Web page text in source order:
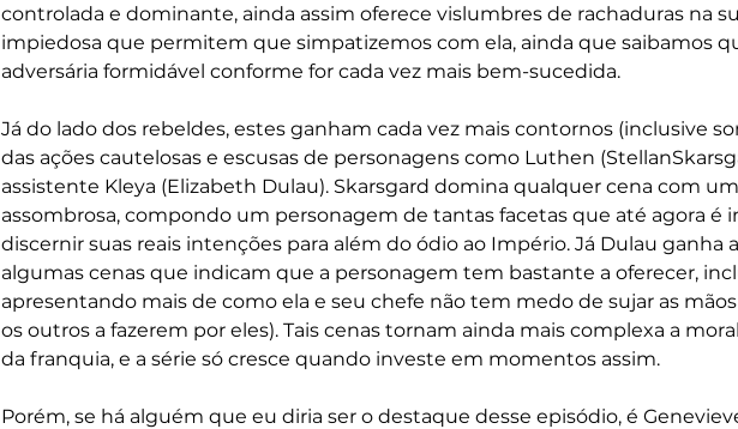
controlada e dominante, ainda assim oferece vislumbres de rachaduras na
impiedosa que permitem que simpatizemos com ela, ainda que saibamos
adversária formidável conforme for cada vez mais bem-sucedida.
Já do lado dos rebeldes, estes ganham cada vez mais contornos (inclusive
das ações cautelosas e escusas de personagens como Luthen
assistente Kleya (Elizabeth Dulau). Skarsgard domina qualquer cena com
assombrosa, compondo um personagem de tantas facetas que até agora é
discernir suas reais intenções para além do ódio ao Império. Já Dulau ganha
algumas cenas que indicam que a personagem tem bastante a oferecer,
apresentando mais de como ela e seu chefe não tem medo de sujar as
os outros a fazerem por eles). Tais cenas tornam ainda mais complexa a
da franquia, e a série só cresce quando investe em momentos assim.
Porém, se há alguém que eu diria ser o destaque desse episódio, é